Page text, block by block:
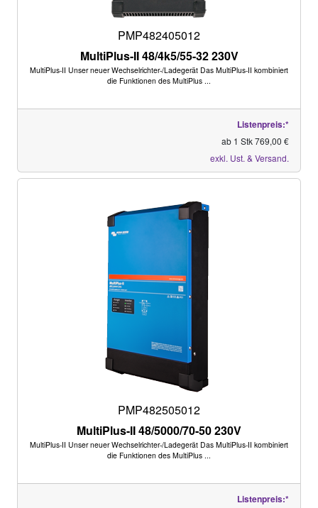
PMP482405012
MultiPlus-II 48/4k5/55-32 230V
MultiPlus-II Unser neuer Wechselrichter-/Ladegerät Das MultiPlus-II kombiniert
die Funktionen des MultiPlus ...
Listenpreis:*
ab 1 Stk 769,00 €
exkl. Ust. & Versand.
PMP482505012
MultiPlus-II 48/5000/70-50 230V
MultiPlus-II Unser neuer Wechselrichter-/Ladegerät Das MultiPlus-II kombiniert
die Funktionen des MultiPlus ...
Listenpreis:*